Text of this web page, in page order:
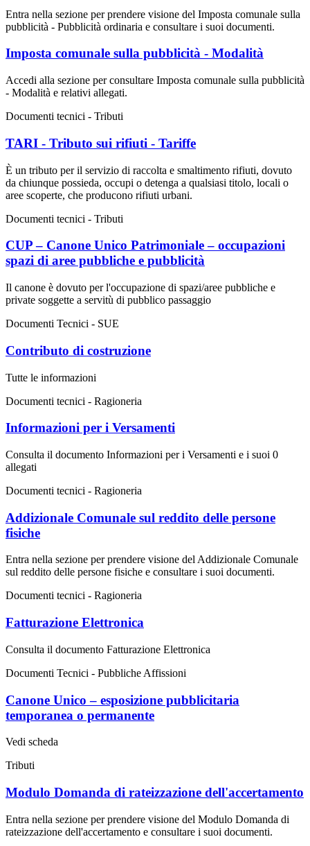
Entra nella sezione per prendere visione del Imposta comunale sulla
pubblicità - Pubblicità ordinaria e consultare i suoi documenti.
Imposta comunale sulla pubblicità - Modalità
Accedi alla sezione per consultare Imposta comunale sulla pubblicità
- Modalità e relativi allegati.
Documenti tecnici - Tributi
TARI - Tributo sui rifiuti - Tariffe
È un tributo per il servizio di raccolta e smaltimento rifiuti, dovuto
da chiunque possieda, occupi o detenga a qualsiasi titolo, locali o
aree scoperte, che producono rifiuti urbani.
Documenti tecnici - Tributi
CUP – Canone Unico Patrimoniale – occupazioni
spazi di aree pubbliche e pubblicità
Il canone è dovuto per l'occupazione di spazi/aree pubbliche e
private soggette a servitù di pubblico passaggio
Documenti Tecnici - SUE
Contributo di costruzione
Tutte le informazioni
Documenti tecnici - Ragioneria
Informazioni per i Versamenti
Consulta il documento Informazioni per i Versamenti e i suoi 0
allegati
Documenti tecnici - Ragioneria
Addizionale Comunale sul reddito delle persone
fisiche
Entra nella sezione per prendere visione del Addizionale Comunale
sul reddito delle persone fisiche e consultare i suoi documenti.
Documenti tecnici - Ragioneria
Fatturazione Elettronica
Consulta il documento Fatturazione Elettronica
Documenti Tecnici - Pubbliche Affissioni
Canone Unico – esposizione pubblicitaria
temporanea o permanente
Vedi scheda
Tributi
Modulo Domanda di rateizzazione dell'accertamento
Entra nella sezione per prendere visione del Modulo Domanda di
rateizzazione dell'accertamento e consultare i suoi documenti.